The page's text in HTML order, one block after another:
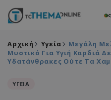
Αρχική Υγεία
Μεγάλη
Μυστικό Για Υγιή Καρδιά
Υδατάνθρακες Ούτε Τα
ΥΓΕΙΑ